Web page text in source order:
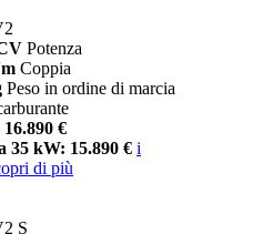
Potenza
Coppia
Peso in ordine di marcia
€
35 kW: 15.890 € i
di più
S